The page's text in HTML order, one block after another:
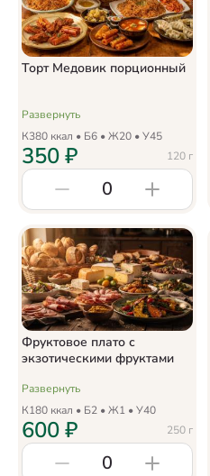
Торт Медовик порционный
Развернуть
К380 ккал • Б6 • Ж20 • У45
120 г
350₽
0
Фруктовое плато с
экзотическими фруктами
Развернуть
К180 ккал • Б2 • Ж1 • У40
250 г
600₽
0